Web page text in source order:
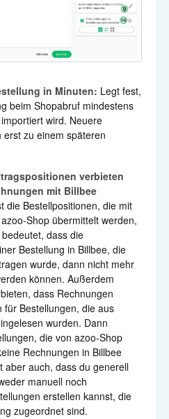
in Minuten: Legt fest,
beim Shopabruf mindestens
wird. Neuere
erst zu einem späteren
verbieten
mit Billbee
die Bestellpositionen, die mit
Shop übermittelt werden,
dass die
Bestellung in Billbee, die
wurde, dann nicht mehr
können. Außerdem
dass Rechnungen
für Bestellungen, die aus
wurden. Dann
die von azoo-Shop
Rechnungen in Billbee
aber auch, dass du generell
manuell noch
erstellen kannst, die
zugeordnet sind.